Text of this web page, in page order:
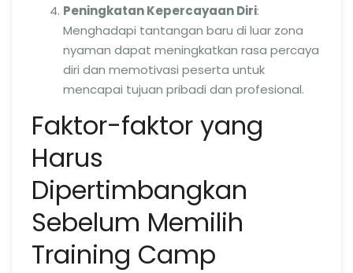
Peningkatan Kepercayaan Diri:
Menghadapi tantangan baru di luar zona
nyaman dapat meningkatkan rasa percaya
diri dan memotivasi peserta untuk
mencapai tujuan pribadi dan profesional.
Faktor-faktor yang
Harus
Dipertimbangkan
Sebelum Memilih
Training Camp